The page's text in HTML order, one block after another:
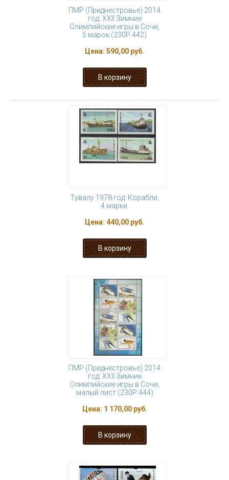
ПМР (Приднестровье) 2014
год. XXII Зимние
Олимпийские игры в Сочи,
5 марок (230Р.442)
Цена: 590,00 руб.
Тувалу 1978 год. Корабли,
4 марки.
Цена: 440,00 руб.
ПМР (Приднестровье) 2014
год. XXII Зимние
Олимпийские игры в Сочи,
малый лист (230Р.444)
Цена: 1 170,00 руб.